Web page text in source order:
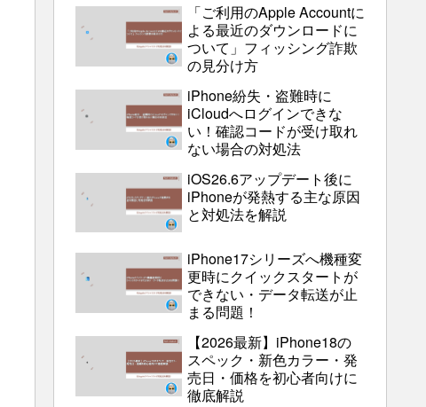
「ご利用のApple Accountに
よる最近のダウンロードに
ついて」フィッシング詐欺
の見分け方
iPhone紛失・盗難時に
iCloudへログインできな
い！確認コードが受け取れ
ない場合の対処法
iOS26.6アップデート後に
iPhoneが発熱する主な原因
と対処法を解説
iPhone17シリーズへ機種変
更時にクイックスタートが
できない・データ転送が止
まる問題！
【2026最新】iPhone18の
スペック・新色カラー・発
売日・価格を初心者向けに
徹底解説